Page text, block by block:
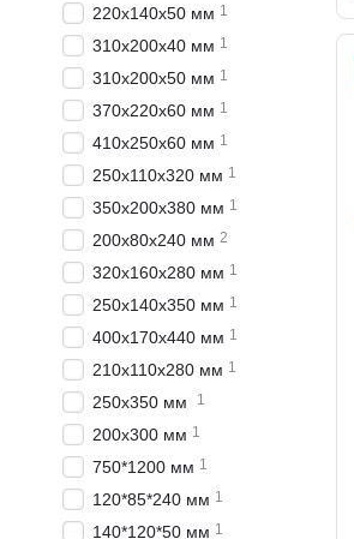
220x140x50 мм 1
310x200x40 мм 1
310x200x50 мм 1
370x220x60 мм 1
410x250x60 мм 1
250х110х320 мм 1
350х200х380 мм 1
200х80х240 мм 2
320х160х280 мм 1
250х140х350 мм 1
400х170х440 мм 1
210х110х280 мм 1
250х350 мм 1
200х300 мм 1
750*1200 мм 1
120*85*240 мм 1
140*120*50 мм 1